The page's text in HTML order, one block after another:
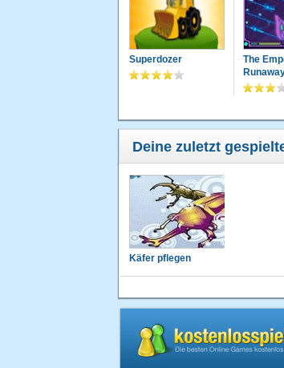
Superdozer
The
Deine zuletzt
Käfer pflegen